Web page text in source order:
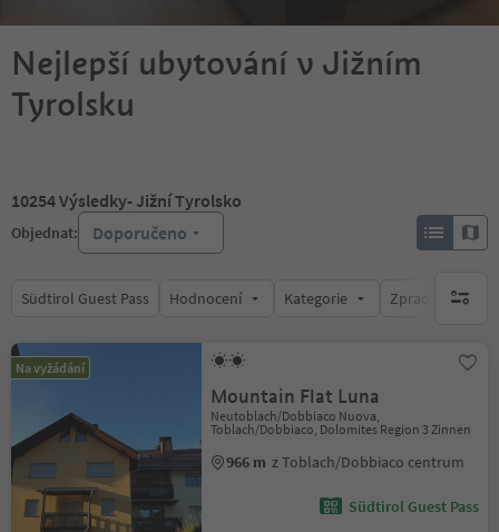
Nejlepší ubytování v Jižním
Tyrolsku
10254Výsledky- Jižní Tyrolsko
Objednat: Doporučeno
Südtirol Guest Pass Hodnocení Kategorie Zpracovávábrak
Na vyžádání
Mountain Flat Luna
Neutoblach/Dobbiaco Nuova,
Toblach/Dobbiaco, Dolomites Region 3 Zinnen
966 m z Toblach/Dobbiaco centrum
Südtirol Guest Pass